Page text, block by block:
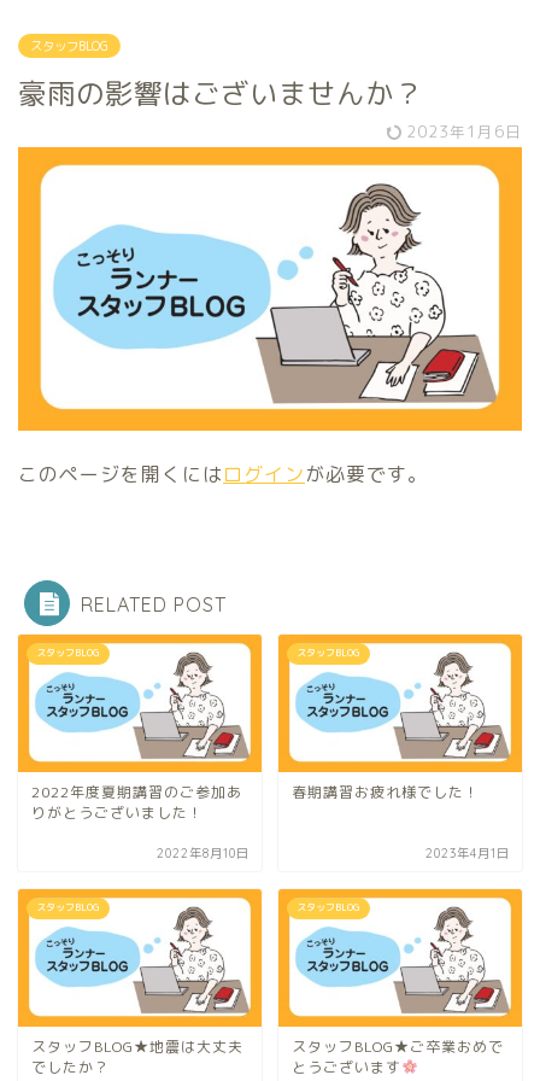
スタッフBLOG
豪雨の影響はございませんか？
2023年1月6日
このページを開くにはログインが必要です。
RELATED POST
スタッフBLOG
2022年度夏期講習のご参加あ
りがとうございました！
2022年8月10日
スタッフBLOG
春期講習お疲れ様でした！
2023年4月1日
スタッフBLOG
スタッフBLOG★地震は大丈夫
でしたか？
スタッフBLOG
スタッフBLOG★ご卒業おめで
とうございます